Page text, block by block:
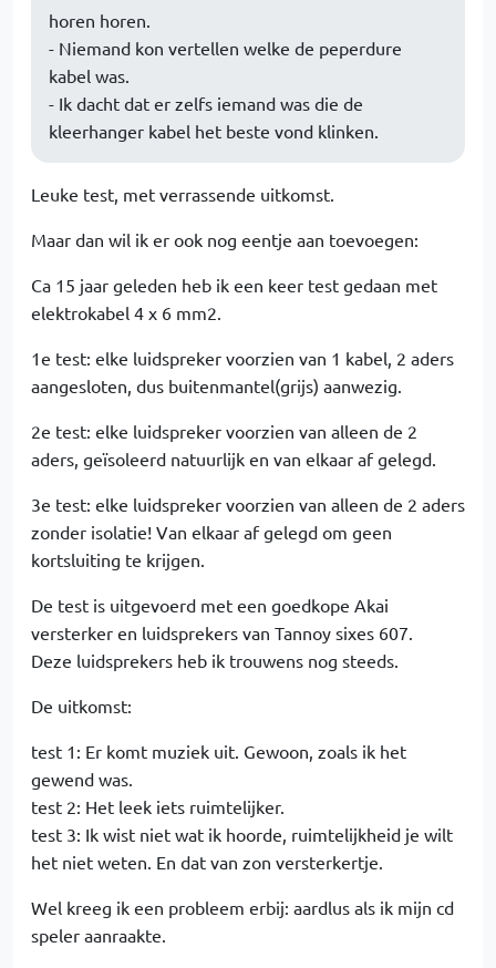
horen horen.
- Niemand kon vertellen welke de peperdure
kabel was.
- Ik dacht dat er zelfs iemand was die de
kleerhanger kabel het beste vond klinken.
Leuke test, met verrassende uitkomst.
Maar dan wil ik er ook nog eentje aan toevoegen:
Ca 15 jaar geleden heb ik een keer test gedaan met
elektrokabel 4 x 6 mm2.
1e test: elke luidspreker voorzien van 1 kabel, 2 aders
aangesloten, dus buitenmantel(grijs) aanwezig.
2e test: elke luidspreker voorzien van alleen de 2
aders, geïsoleerd natuurlijk en van elkaar af gelegd.
3e test: elke luidspreker voorzien van alleen de 2 aders
zonder isolatie! Van elkaar af gelegd om geen
kortsluiting te krijgen.
De test is uitgevoerd met een goedkope Akai
versterker en luidsprekers van Tannoy sixes 607.
Deze luidsprekers heb ik trouwens nog steeds.
De uitkomst:
test 1: Er komt muziek uit. Gewoon, zoals ik het
gewend was.
test 2: Het leek iets ruimtelijker.
test 3: Ik wist niet wat ik hoorde, ruimtelijkheid je wilt
het niet weten. En dat van zon versterkertje.
Wel kreeg ik een probleem erbij: aardlus als ik mijn cd
speler aanraakte.